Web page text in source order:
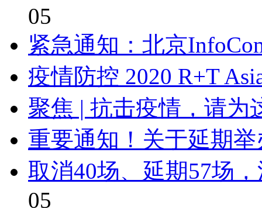
05
紧急通知：北京
疫情防控 2020 R+T
聚焦 | 抗击疫情，请为
重要通知！关于延期
取消40场、延期57场
05